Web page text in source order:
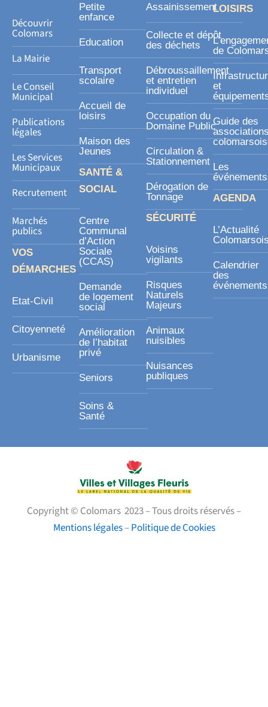
s
r
Découvrir
Colomars
La Mairie
Le Conseil
Municipal
Publications
légales
Les Services
Municipaux
Recrutement
Marchés
publics
VOS
DÉMARCHES
Etat-Civil
Citoyenneté
Urbanisme
Petite
enfance
Education
Transport
scolaire
Accueil de
loisirs
Maison des
Jeunes
SANTÉ &
SOCIAL
Centre
Communal
d’Action
Sociale
(CCAS)
Demande
de logement
social
Amélioration
de l’habitat
privé
Seniors
Soins &
Santé
Assainissement
Collecte et dépôt
des déchets
Débroussaillement
et entretien
individuel
Occupation du
Domaine Public
Circulation &
Stationnement
Dérogation de
Tonnage
SÉCURITÉ
Voisins
vigilants
Risques
Naturels
Majeurs
Animaux
nuisibles
Nuisances
publiques
LOISIRS
de
et
Guide des
Les
événements
AGENDA
L’Actualité
Calendrier
des
événements
Copyright © Colomars 2023 – Tous droits réservés –
Mentions légales–Politique de Cookies